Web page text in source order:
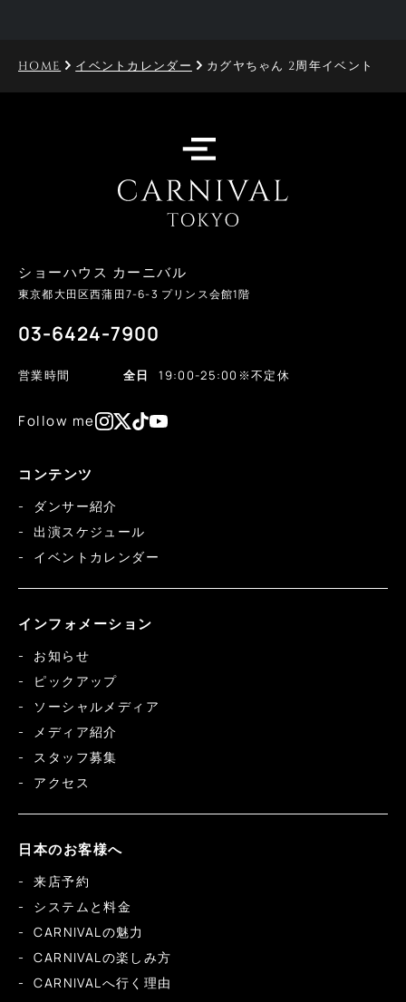
HOME イベントカレンダー カグヤちゃん 2周年イベント
ショーハウス カーニバル
東京都大田区西蒲田7-6-3 プリンス会館1階
03-6424-7900
営業時間 全日 19:00-25:00 ※不定休
Follow me
コンテンツ
ダンサー紹介
出演スケジュール
イベントカレンダー
インフォメーション
お知らせ
ピックアップ
ソーシャルメディア
メディア紹介
スタッフ募集
アクセス
日本のお客様へ
来店予約
システムと料金
CARNIVALの魅力
CARNIVALの楽しみ方
CARNIVALへ行く理由